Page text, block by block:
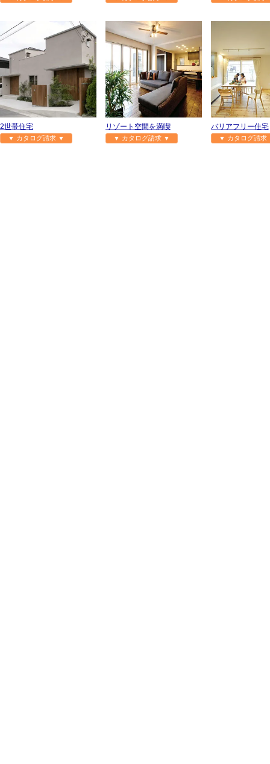
2世帯住宅
▼ カタログ請求 ▼
リゾート空間を満喫
▼ カタログ請求 ▼
バリアフリー住宅
▼ カタログ請